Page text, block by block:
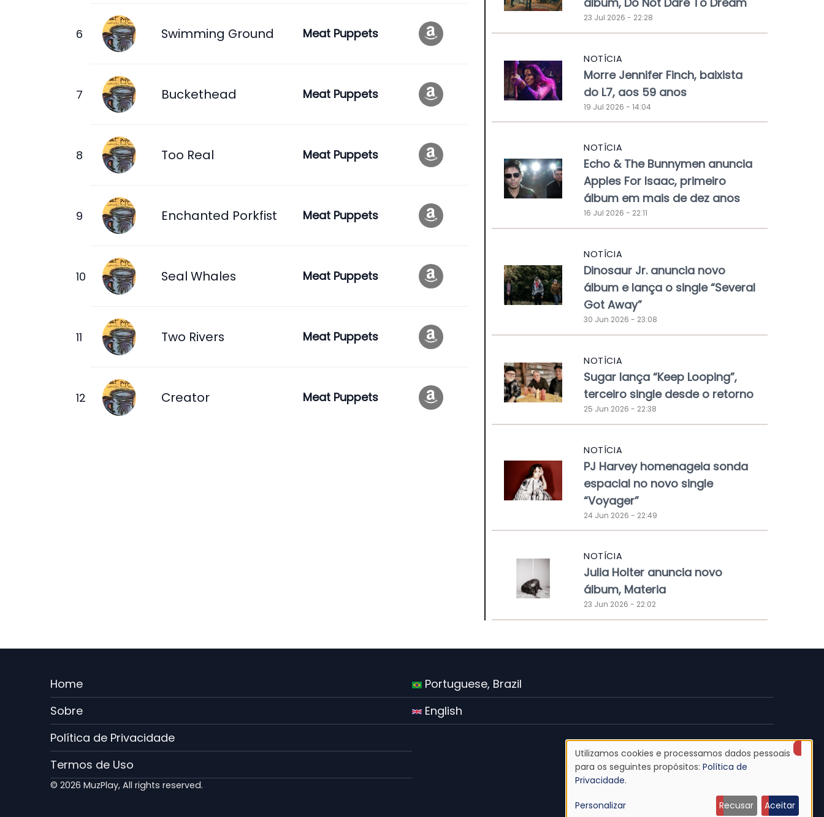
Swimming Ground Meat Puppets
Buckethead Meat Puppets
Too Real Meat Puppets
Enchanted Porkfist Meat Puppets
Seal Whales Meat Puppets
Two Rivers Meat Puppets
Creator Meat Puppets
23 Jul 2026 - 22:28
NOTÍCIA
Morre Jennifer Finch, baixista
do L7, aos 59 anos
19 Jul 2026 - 14:04
NOTÍCIA
Echo & The Bunnymen anuncia
Apples For Isaac, primeiro
álbum em mais de dez anos
16 Jul 2026 - 22:11
NOTÍCIA
Dinosaur Jr. anuncia novo
álbum e lança o single “Several
Got Away”
30 Jun 2026 - 23:08
NOTÍCIA
Sugar lança “Keep Looping”,
terceiro single desde o retorno
25 Jun 2026 - 22:38
NOTÍCIA
PJ Harvey homenageia sonda
espacial no novo single
“Voyager”
24 Jun 2026 - 22:49
NOTÍCIA
Julia Holter anuncia novo
álbum, Materia
23 Jun 2026 - 22:02
Menu
Rodape
PT
Home
Sobre
Política de Privacidade
Termos de Uso
Portuguese, Brazil
English
© 2026 MuzPlay, All rights reserved.
Uso
de
Utilizamos cookies e processamos dados pessoais
para os seguintes propósitos: Política de
Privacidade.
Personalizar Recusar Aceitar